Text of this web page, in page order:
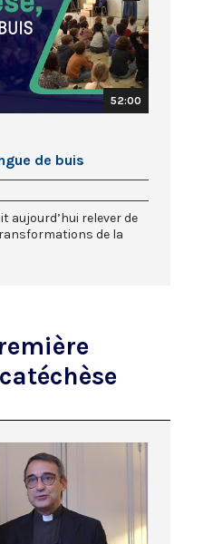
52:00
de buis
aujourd’hui relever de
de la